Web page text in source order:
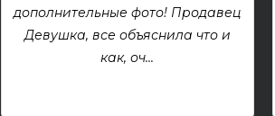
дополнительные фото! Продавец
Девушка, все объяснила что и
как, оч...